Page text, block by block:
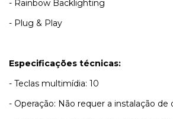
- Rainbow Backlighting
- Plug & Play
Especificações técnicas:
- Teclas multimídia: 10
- Operação: Não requer a instalação de